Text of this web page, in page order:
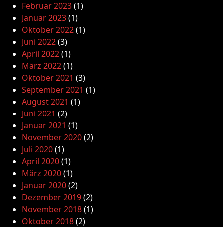
Februar 2023(1)
Januar 2023(1)
Oktober 2022(1)
Juni 2022(3)
April 2022(1)
März 2022(1)
Oktober 2021 (3)
September 2021 (1)
August 2021 (1)
Juni 2021 (2)
Januar 2021 (1)
November 2020(2)
Juli 2020(1)
April 2020(1)
März 2020(1)
Januar 2020(2)
Dezember 2019(2)
November 2018(1)
Oktober 2018(2)